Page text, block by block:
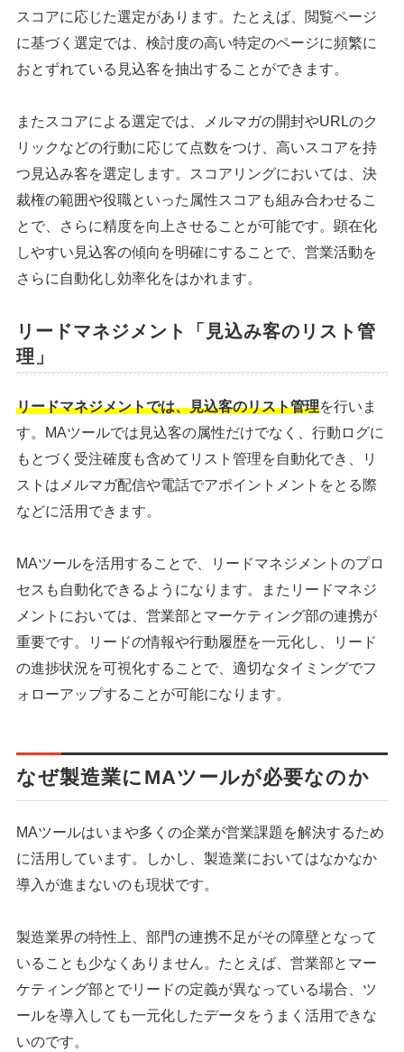
スコアに応じた選定があります。たとえば、閲覧ページ
に基づく選定では、検討度の高い特定のページに頻繁に
おとずれている見込客を抽出することができます。
またスコアによる選定では、メルマガの開封やURLのク
リックなどの行動に応じて点数をつけ、高いスコアを持
つ見込み客を選定します。スコアリングにおいては、決
裁権の範囲や役職といった属性スコアも組み合わせるこ
とで、さらに精度を向上させることが可能です。顕在化
しやすい見込客の傾向を明確にすることで、営業活動を
さらに自動化し効率化をはかれます。
リードマネジメント「見込み客のリスト管
理」
リードマネジメントでは、見込客のリスト管理を行いま
す。MAツールでは見込客の属性だけでなく、行動ログに
もとづく受注確度も含めてリスト管理を自動化でき、リ
ストはメルマガ配信や電話でアポイントメントをとる際
などに活用できます。
MAツールを活用することで、リードマネジメントのプロ
セスも自動化できるようになります。またリードマネジ
メントにおいては、営業部とマーケティング部の連携が
重要です。リードの情報や行動履歴を一元化し、リード
の進捗状況を可視化することで、適切なタイミングでフ
ォローアップすることが可能になります。
なぜ製造業にMAツールが必要なのか
MAツールはいまや多くの企業が営業課題を解決するため
に活用しています。しかし、製造業においてはなかなか
導入が進まないのも現状です。
製造業界の特性上、部門の連携不足がその障壁となって
いることも少なくありません。たとえば、営業部とマー
ケティング部とでリードの定義が異なっている場合、ツ
ールを導入しても一元化したデータをうまく活用できな
いのです。